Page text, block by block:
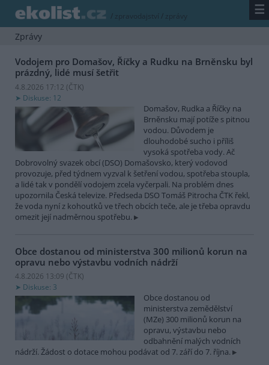
/ zpravodajství / zprávy ☰
Zprávy
Vodojem pro Domašov, Říčky a Rudku na Brněnsku byl
prázdný, lidé musí šetřit
4.8.2026 17:12 (ČTK)
Diskuse: 12
Domašov, Rudka a Říčky na
Brněnsku mají potíže s pitnou
vodou. Důvodem je
dlouhodobé sucho i příliš
vysoká spotřeba vody. Ač
Dobrovolný svazek obcí (DSO) Domašovsko, který vodovod
provozuje, před týdnem vyzval k šetření vodou, spotřeba stoupla,
a lidé tak v pondělí vodojem zcela vyčerpali. Na problém dnes
upozornila Česká televize. Předseda DSO Tomáš Pitrocha ČTK řekl,
že voda nyní z kohoutků ve třech obcích teče, ale je třeba opravdu
omezit její nadměrnou spotřebu.
Obce dostanou od ministerstva 300 milionů korun na
opravu nebo výstavbu vodních nádrží
4.8.2026 13:09 (ČTK)
Diskuse: 3
Obce dostanou od
ministerstva zemědělství
(MZe) 300 milionů korun na
opravu, výstavbu nebo
odbahnění malých vodních
nádrží. Žádost o dotace mohou podávat od 7. září do 7. října.